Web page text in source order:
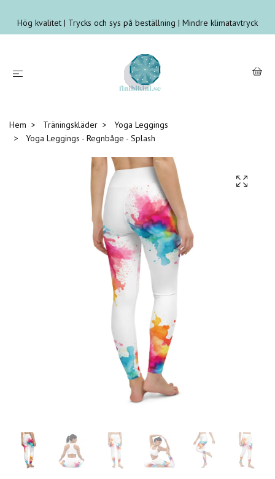
Hög kvalitet | Trycks och sys på beställning | Mindre klimatavtryck
Hem Träningskläder
Yoga Leggings
Yoga Leggings - Regnbåge - Splash